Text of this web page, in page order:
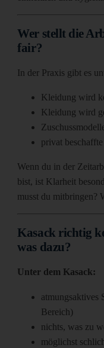
Wer stellt die
fair?
In der Praxis gibt es
Kleidung wird
Kleidung wird
privat
Wenn du in der
bist, ist Klarheit
musst du mitbringen?
Kasack richtig
was dazu?
Unter dem Kasack:
atmungsaktives
Bereich)
nichts, was zu
möglichst